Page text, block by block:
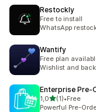
Restockly
Free to install
WhatsApp
Wantify
Free plan
Wishlist and
Enterprise
1,05 yıldız
(1)
toplam 1•Free
Powerful Pre-